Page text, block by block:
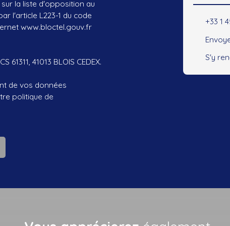
la liste d'opposition au
l'article L223-1 du code
www.bloctel.gouv.fr
41013 BLOIS CEDEX.
de vos données
politique de
+33 1
S'y